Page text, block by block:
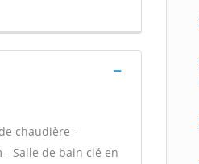
chaudière -
Salle de bain clé en